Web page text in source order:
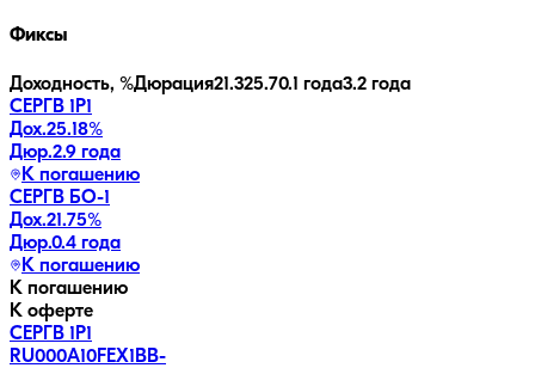
Фиксы
Доходность, %Дюрация21.325.70.1 года3.2 года
СЕРГВ 1Р1
Дох.25.18%
Дюр.2.9 года
К погашению
СЕРГВ БО-1
Дох.21.75%
Дюр.0.4 года
К погашению
К погашению
К оферте
СЕРГВ 1Р1
RU000A10FEX1 BB-